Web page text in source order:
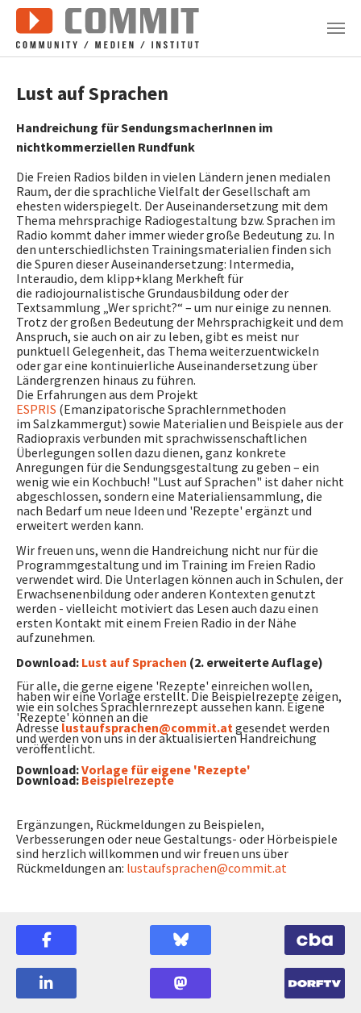
Zum Hauptinhalt springen
Lust auf Sprachen
Handreichung für SendungsmacherInnen im
nichtkommerziellen Rundfunk
Die Freien Radios bilden in vielen Ländern jenen medialen
Raum, der die sprachliche Vielfalt der Gesellschaft am
ehesten widerspiegelt. Der Auseinandersetzung mit dem
Thema mehrsprachige Radiogestaltung bzw. Sprachen im
Radio kommt daher immer wieder große Bedeutung zu. In
den unterschiedlichsten Trainingsmaterialien finden sich
die Spuren dieser Auseinandersetzung: Intermedia,
Interaudio, dem klipp+klang Merkheft für
die radiojournalistische Grundausbildung oder der
Textsammlung „Wer spricht?“ – um nur einige zu nennen.
Trotz der großen Bedeutung der Mehrsprachigkeit und dem
Anspruch, sie auch on air zu leben, gibt es meist nur
punktuell Gelegenheit, das Thema weiterzuentwickeln
oder gar eine kontinuierliche Auseinandersetzung über
Ländergrenzen hinaus zu führen.
Die Erfahrungen aus dem Projekt
ESPRIS (Emanzipatorische Sprachlernmethoden
im Salzkammergut) sowie Materialien und Beispiele aus der
Radiopraxis verbunden mit sprachwissenschaftlichen
Überlegungen sollen dazu dienen, ganz konkrete
Anregungen für die Sendungsgestaltung zu geben – ein
wenig wie ein Kochbuch! "Lust auf Sprachen" ist daher nicht
abgeschlossen, sondern eine Materialiensammlung, die
nach Bedarf um neue Ideen und 'Rezepte' ergänzt und
erweitert werden kann.
Wir freuen uns, wenn die Handreichung nicht nur für die
Programmgestaltung und im Training im Freien Radio
verwendet wird. Die Unterlagen können auch in Schulen, der
Erwachsenenbildung oder anderen Kontexten genutzt
werden - vielleicht motiviert das Lesen auch dazu einen
ersten Kontakt mit einem Freien Radio in der Nähe
aufzunehmen.
Download: Lust auf Sprachen (2. erweiterte Auflage)
Für alle, die gerne eigene 'Rezepte' einreichen wollen,
haben wir eine Vorlage erstellt. Die Beispielrezepte zeigen,
wie ein solches Sprachlernrezept aussehen kann. Eigene
'Rezepte' können an die
Adresselustaufsprachen@commit.at gesendet werden
und werden von uns in der aktualisierten Handreichung
veröffentlicht.
Download:Vorlage für eigene 'Rezepte'
Download: Beispielrezepte
Ergänzungen, Rückmeldungen zu Beispielen,
Verbesserungen oder neue Gestaltungs- oder Hörbeispiele
sind herzlich willkommen und wir freuen uns über
Rückmeldungen an: lustaufsprachen@commit.at